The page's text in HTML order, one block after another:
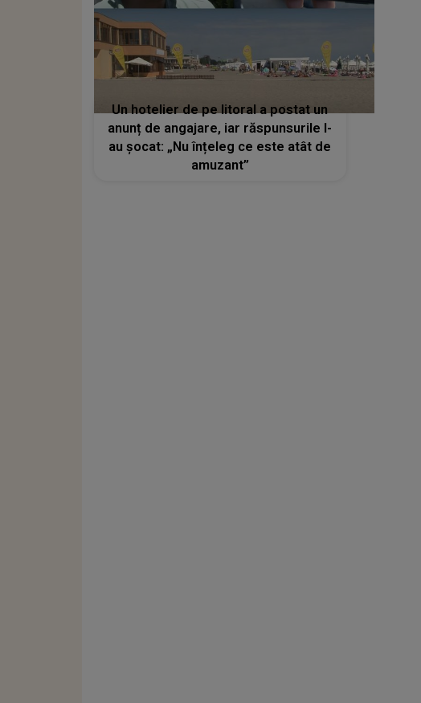
Un hotelier de pe litoral a postat un
anunț de angajare, iar răspunsurile l-
au șocat: „Nu înțeleg ce este atât de
amuzant”